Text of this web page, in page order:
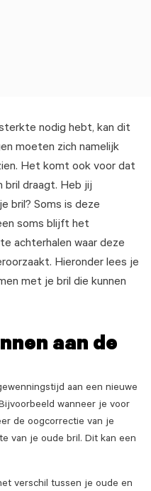
nodig hebt, kan dit
moeten zich namelijk
Het komt ook voor dat
bril draagt. Heb jij
bril? Soms is deze
soms blijft het
achterhalen waar deze
Hieronder lees je
met je bril die kunnen
aan de
aan een nieuwe
wanneer je voor
de oogcorrectie van je
van je oude bril. Dit kan een
verschil tussen je oude en